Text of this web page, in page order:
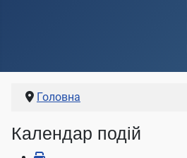
Головна
Календар подій